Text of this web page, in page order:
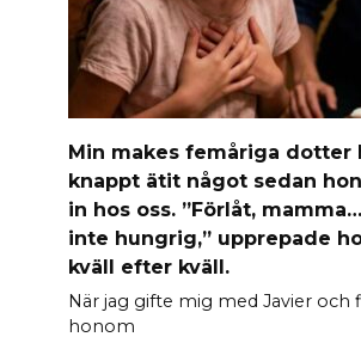
Min makes femåriga dotter
knappt ätit något sedan
in hos oss. ”Förlåt,
inte hungrig,” upprepade
kväll efter kväll.
När jag gifte mig med Javier och
honom